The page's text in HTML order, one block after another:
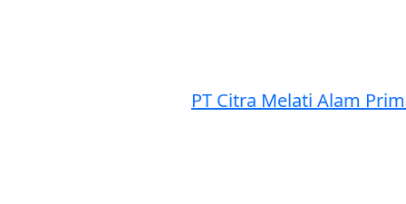
PT Citra Melati Alam